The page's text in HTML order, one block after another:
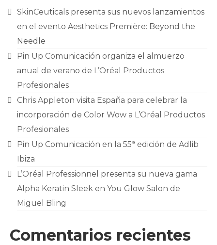
SkinCeuticals presenta sus nuevos lanzamientos
en el evento Aesthetics Première: Beyond the
Needle
Pin Up Comunicación organiza el almuerzo
anual de verano de L’Oréal Productos
Profesionales
Chris Appleton visita España para celebrar la
incorporación de Color Wow a L’Oréal Productos
Profesionales
Pin Up Comunicación en la 55ª edición de Adlib
Ibiza
L’Oréal Professionnel presenta su nueva gama
Alpha Keratin Sleek en You Glow Salon de
Miguel Bling
Comentarios recientes